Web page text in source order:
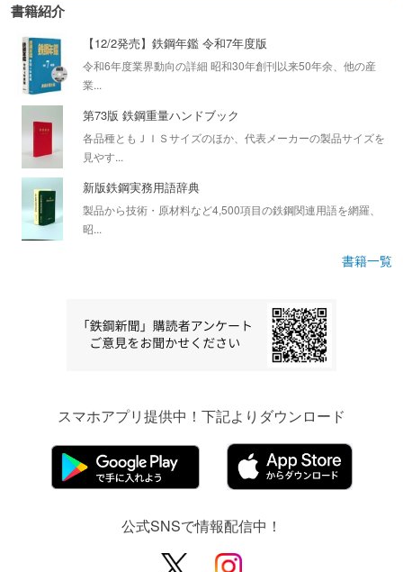
書籍紹介
【12/2発売】鉄鋼年鑑 令和7年度版
令和6年度業界動向の詳細 昭和30年創刊以来50年余、他の産
業...
第73版 鉄鋼重量ハンドブック
各品種ともＪＩＳサイズのほか、代表メーカーの製品サイズを
見やす...
新版鉄鋼実務用語辞典
製品から技術・原材料など4,500項目の鉄鋼関連用語を網羅、
昭...
書籍一覧
スマホアプリ提供中！下記よりダウンロード
公式SNSで情報配信中！